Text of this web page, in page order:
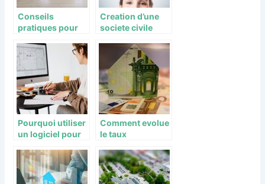
Conseils
pratiques pour
aménagement
d’intérieur
Creation d’une
societe civile
(SCI) : les etapes
a suivre
Pourquoi utiliser
un logiciel pour
immobiliere ?
Comment evolue
le taux